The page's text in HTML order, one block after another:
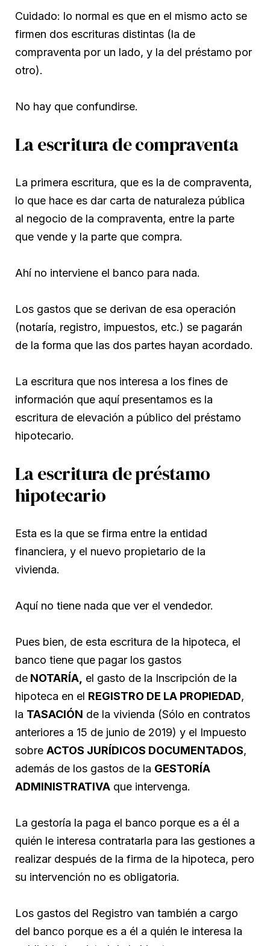
Cuidado: lo normal es que en el mismo acto se
firmen dos escrituras distintas (la de
compraventa por un lado, y la del préstamo por
otro).
No hay que confundirse.
La escritura de compraventa
La primera escritura, que es la de compraventa,
lo que hace es dar carta de naturaleza pública
al negocio de la compraventa, entre la parte
que vende y la parte que compra.
Ahí no interviene el banco para nada.
Los gastos que se derivan de esa operación
(notaría, registro, impuestos, etc.) se pagarán
de la forma que las dos partes hayan acordado.
La escritura que nos interesa a los fines de
información que aquí presentamos es la
escritura de elevación a público del préstamo
hipotecario.
La escritura de préstamo
hipotecario
Esta es la que se firma entre la entidad
financiera, y el nuevo propietario de la
vivienda.
Aquí no tiene nada que ver el vendedor.
Pues bien, de esta escritura de la hipoteca, el
banco tiene que pagar los gastos
de NOTARÍA, el gasto de la Inscripción de la
hipoteca en el REGISTRO DE LA PROPIEDAD,
la TASACIÓN de la vivienda (Sólo en contratos
anteriores a 15 de junio de 2019) y el Impuesto
sobre ACTOS JURÍDICOS DOCUMENTADOS,
además de los gastos de la GESTORÍA
ADMINISTRATIVA que intervenga.
La gestoría la paga el banco porque es a él a
quién le interesa contratarla para las gestiones a
realizar después de la firma de la hipoteca, pero
su intervención no es obligatoria.
Los gastos del Registro van también a cargo
del banco porque es a él a quién le interesa la